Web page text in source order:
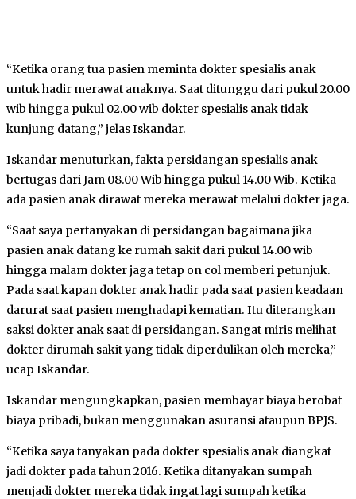
“Ketika orang tua pasien meminta dokter spesialis anak
untuk hadir merawat anaknya. Saat ditunggu dari pukul 20.00
wib hingga pukul 02.00 wib dokter spesialis anak tidak
kunjung datang,” jelas Iskandar.
Iskandar menuturkan, fakta persidangan spesialis anak
bertugas dari Jam 08.00 Wib hingga pukul 14.00 Wib. Ketika
ada pasien anak dirawat mereka merawat melalui dokter jaga.
“Saat saya pertanyakan di persidangan bagaimana jika
pasien anak datang ke rumah sakit dari pukul 14.00 wib
hingga malam dokter jaga tetap on col memberi petunjuk.
Pada saat kapan dokter anak hadir pada saat pasien keadaan
darurat saat pasien menghadapi kematian. Itu diterangkan
saksi dokter anak saat di persidangan. Sangat miris melihat
dokter dirumah sakit yang tidak diperdulikan oleh mereka,”
ucap Iskandar.
Iskandar mengungkapkan, pasien membayar biaya berobat
biaya pribadi, bukan menggunakan asuransi ataupun BPJS.
“Ketika saya tanyakan pada dokter spesialis anak diangkat
jadi dokter pada tahun 2016. Ketika ditanyakan sumpah
menjadi dokter mereka tidak ingat lagi sumpah ketika